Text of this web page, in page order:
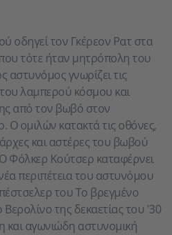
οδηγεί τον Γκέρεον Ρατ στα
τότε ήταν μητρόπολη του
γνωρίζει τις
λαμπερού κόσμου και
από τον βωβό στον
Ο ομιλών κατακτά τις οθόνες,
και αστέρες του βωβού
Φόλκερ Κούτσερ καταφέρνει
περιπέτεια του αστυνόμου
του Το βρεγμένο
της δεκαετίας του '30
και αγωνιώδη αστυνομική